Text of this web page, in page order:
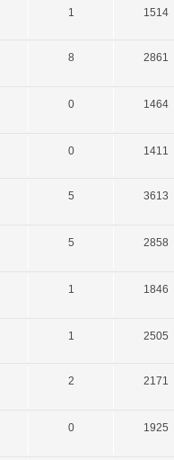
1 1514
8 2861
0 1464
0 1411
5 3613
5 2858
1 1846
1 2505
2 2171
0 1925